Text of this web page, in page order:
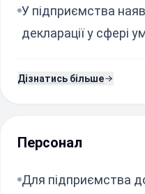
У підприємства
декларації у сфері
Дізнатись більше
Персонал
Для підприємства